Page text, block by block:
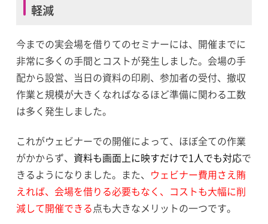
軽減
今までの実会場を借りてのセミナーには、開催までに
非常に多くの手間とコストが発生しました。会場の手
配から設営、当日の資料の印刷、参加者の受付、撤収
作業と規模が大きくなればなるほど準備に関わる工数
は多く発生しました。
これがウェビナーでの開催によって、ほぼ全ての作業
がかからず、 資料も画面上に映すだけで1人でも対応で
きるようになりました。また、
ウェビナー費用さえ賄
えれば、会場を借りる必要もなく、コストも大幅に削
減して開催できる 点も大きなメリットの一つです。